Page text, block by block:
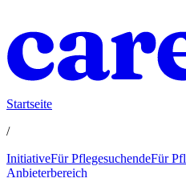
Startseite
/
InitiativeFür PflegesuchendeFür
Anbieterbereich